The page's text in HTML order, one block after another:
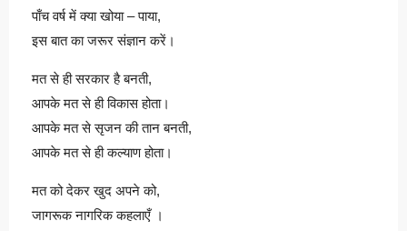
पाँच वर्ष में क्या खोया – पाया,
इस बात का जरूर संज्ञान करें।
मत से ही सरकार है बनती,
आपके मत से ही विकास होता।
आपके मत से सृजन की तान बनती,
आपके मत से ही कल्याण होता।
मत को देकर खुद अपने को,
जागरूक नागरिक कहलाएँ ।